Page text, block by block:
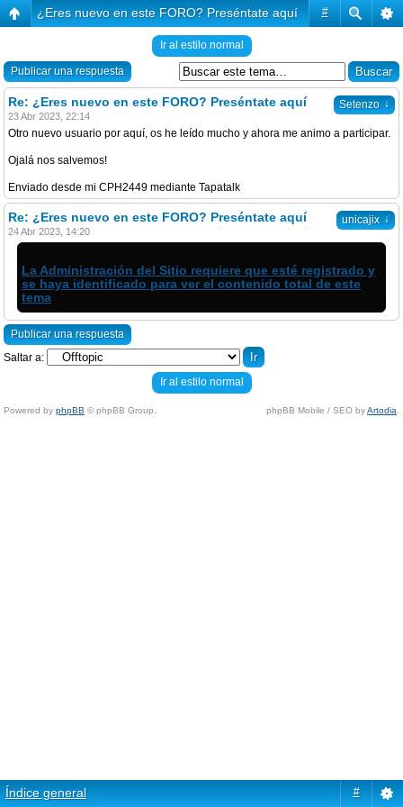
#
¿Eres nuevo en este FORO? Preséntate aquí
Ir al estilo normal
Publicar una respuesta
Setenzo ↓
Re: ¿Eres nuevo en este FORO? Preséntate aquí
23 Abr 2023, 22:14
Otro nuevo usuario por aquí, os he leído mucho y ahora me animo a participar.
Ojalá nos salvemos!
Enviado desde mi CPH2449 mediante Tapatalk
unicajix ↓
Re: ¿Eres nuevo en este FORO? Preséntate aquí
24 Abr 2023, 14:20
La Administración del Sitio requiere que esté registrado y
se haya identificado para ver el contenido total de este
tema
Publicar una respuesta
Saltar a:
Ir al estilo normal
Powered by phpBB © phpBB Group. phpBB Mobile / SEO byArtodia
Índice general #